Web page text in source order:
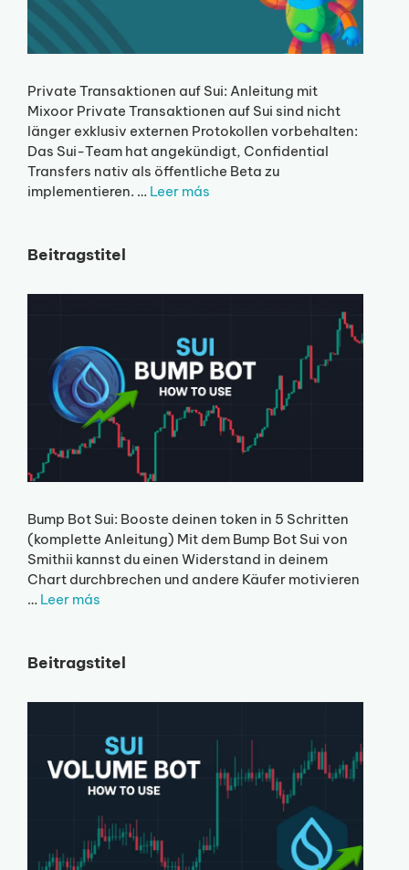
Private Transaktionen auf Sui: Anleitung mit
Mixoor Private Transaktionen auf Sui sind nicht
länger exklusiv externen Protokollen vorbehalten:
Das Sui-Team hat angekündigt, Confidential
Transfers nativ als öffentliche Beta zu
implementieren. … Leer más
Beitragstitel
Bump Bot Sui: Booste deinen token in 5 Schritten
(komplette Anleitung) Mit dem Bump Bot Sui von
Smithii kannst du einen Widerstand in deinem
Chart durchbrechen und andere Käufer motivieren
… Leer más
Beitragstitel